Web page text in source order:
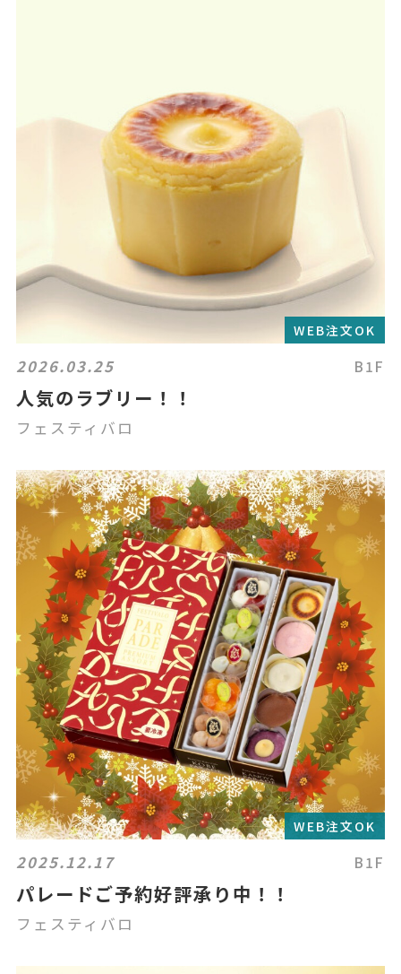
WEB注文OK
2026.03.25 B1F
人気のラブリー！！
フェスティバロ
WEB注文OK
2025.12.17 B1F
パレードご予約好評承り中！！
フェスティバロ